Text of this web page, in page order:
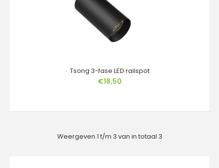
3-Fase Railspot Januari – Krachtig, Stijlvol en
Professioneel VerlichtOntdek de 3-fase railspot Janu..
Tsong 3-fase LED railspot
€18,50
Weergeven 1 t/m 3 van in totaal 3